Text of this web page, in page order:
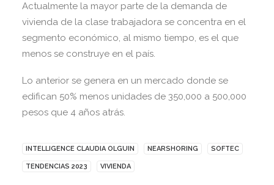
Actualmente la mayor parte de la demanda de
vivienda de la clase trabajadora se concentra en el
segmento económico, al mismo tiempo, es el que
menos se construye en el país.
Lo anterior se genera en un mercado donde se
edifican 50% menos unidades de 350,000 a 500,000
pesos que 4 años atrás.
INTELLIGENCE CLAUDIA OLGUIN NEARSHORING SOFTEC
TENDENCIAS 2023 VIVIENDA